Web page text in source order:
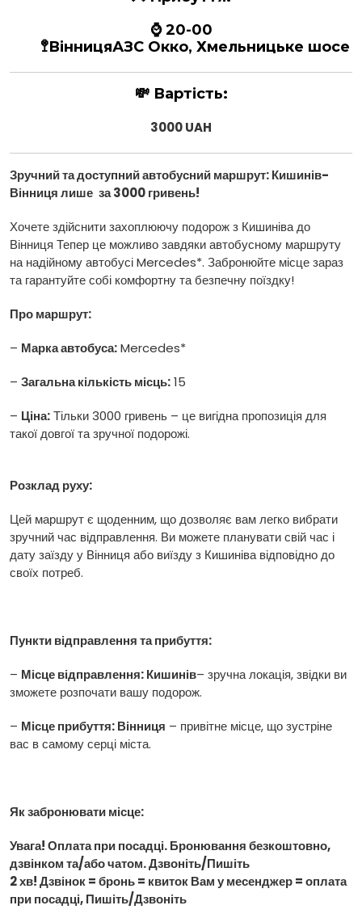
⌚ 20-00
🚏ВінницяАЗС Окко, Хмельницьке шосе
💸 Вартість:
3000 UAH
Зручний та доступний автобусний маршрут: Кишинів-
Вінниця лише за 3000 гривень!
Хочете здійснити захоплюючу подорож з Кишиніва до
Вінниця Тепер це можливо завдяки автобусному маршруту
на надійному автобусі Mercedes*. Забронюйте місце зараз
та гарантуйте собі комфортну та безпечну поїздку!
Про маршрут:
– Марка автобуса:Mercedes*
– Загальна кількість місць:15
– Ціна:Тільки 3000 гривень – це вигідна пропозиція для
такої довгої та зручної подорожі.
Розклад руху:
Цей маршрут є щоденним, що дозволяє вам легко вибрати
зручний час відправлення. Ви можете планувати свій час і
дату заїзду у Вінниця або виїзду з Кишиніва відповідно до
своїх потреб.
Пункти відправлення та прибуття:
– Місце відправлення: Кишинів– зручна локація, звідки ви
зможете розпочати вашу подорож.
– Місце прибуття: Вінниця – привітне місце, що зустріне
вас в самому серці міста.
Як забронювати місце:
Увага! Оплата при посадці. Бронювання безкоштовно,
дзвінком та/або чатом. Дзвоніть/Пишіть
2 хв! Дзвінок = бронь = квиток Вам у месенджер = оплата
при посадці, Пишіть/Дзвоніть